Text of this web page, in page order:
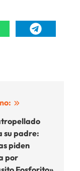
su padre:
piden
por